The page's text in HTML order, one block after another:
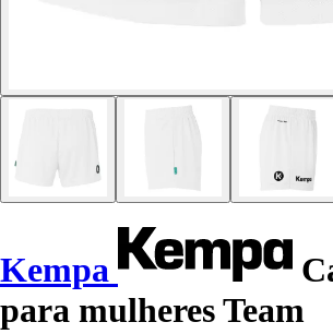
Kempa
para mulheres Team